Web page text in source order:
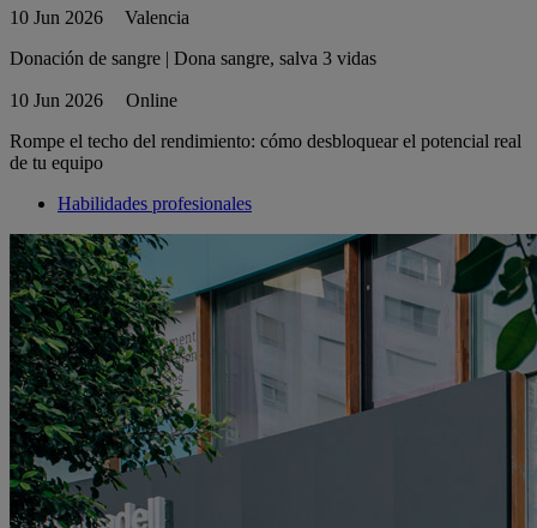
10 Jun 2026
Valencia
Donación de sangre | Dona sangre, salva 3 vidas
10 Jun 2026
Online
Rompe el techo del rendimiento: cómo desbloquear el potencial real
de tu equipo
Habilidades profesionales